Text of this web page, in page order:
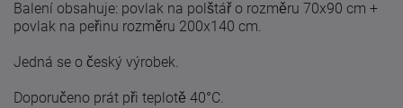
Balení obsahuje: povlak na polštář o rozměru 70x90 cm +
povlak na peřinu rozměru 200x140 cm.
Jedná se o český výrobek.
Doporučeno prát při teplotě 40°C.